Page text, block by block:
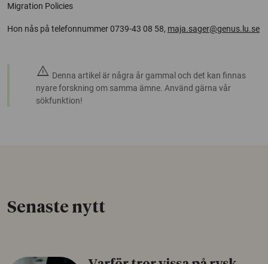
Migration Policies
Hon nås på telefonnummer 0739-43 08 58, maja.sager@genus.lu.se
warning Denna artikel är några år gammal och det kan finnas
nyare forskning om samma ämne. Använd gärna vår
sökfunktion!
Senaste nytt